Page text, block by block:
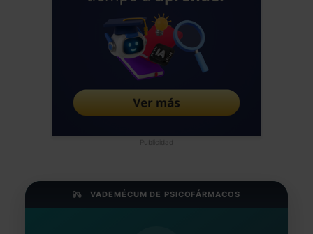
Publicidad
VADEMÉCUM DE PSICOFÁRMACOS